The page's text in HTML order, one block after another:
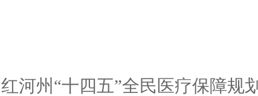
红河州“十四五”全民医疗保障规划